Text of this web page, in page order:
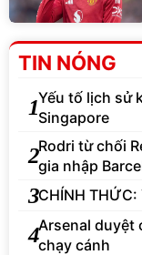
TIN NÓNG
1Yếu tố lịch sử
Singapore
2Rodri từ chối
gia nhập
3CHÍNH THỨC:
4Arsenal duyệt
chạy cánh